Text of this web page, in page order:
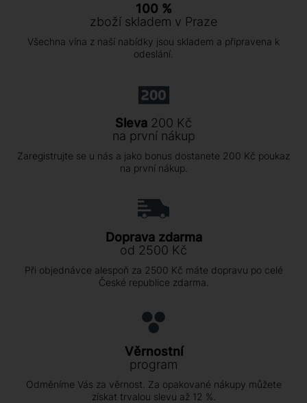
100 %
zboží skladem v Praze
Všechna vína z naší nabídky jsou skladem a připravena k
odeslání.
Sleva 200 Kč
na první nákup
Zaregistrujte se u nás a jako bonus dostanete 200 Kč poukaz
na první nákup.
Doprava zdarma
od 2500 Kč
Při objednávce alespoň za 2500 Kč máte dopravu po celé
České republice zdarma.
Věrnostní
program
Odměníme Vás za věrnost. Za opakované nákupy můžete
získat trvalou slevu až 12 %.